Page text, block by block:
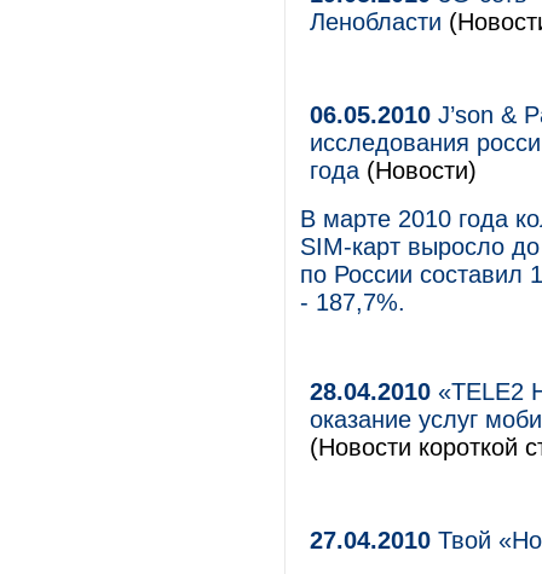
Ленобласти
06.05.2010 J’son &
исследования
года (Новости)
В марте 2010 года
SIM-карт выросло
по России составил
- 187,7%.
28.04.2010 «TELE2
оказание услуг
(Новости короткой
27.04.2010 Твой